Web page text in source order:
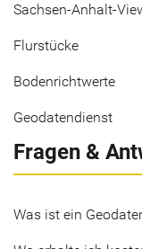
Sachsen-Anhalt-
Flurstücke
Bodenrichtwerte
Geodatendienst
Fragen &
Was ist ein